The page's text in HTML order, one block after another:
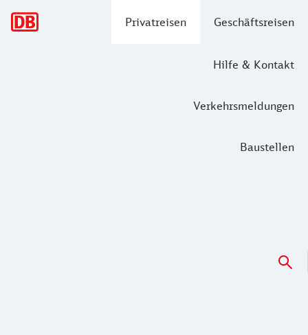
Privatreisen Geschäftsreisen
Hilfe & Kontakt
Verkehrsmeldungen
Baustellen